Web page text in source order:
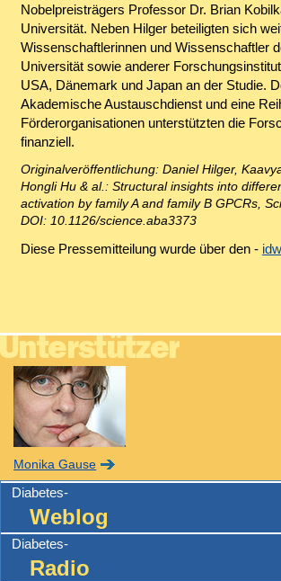
Nobelpreisträgers Professor Dr. Brian
Universität. Neben Hilger beteiligten sich
Wissenschaftlerinnen und Wissenschaftler
Universität sowie anderer
USA, Dänemark und Japan an der Studie.
Akademische Austauschdienst und eine
Förderorganisationen unterstützten die
finanziell.
Originalveröffentlichung: Daniel Hilger,
Hongli Hu & al.: Structural insights into
activation by family A and family B GPCRs,
DOI: 10.1126/science.aba3373
Diese Pressemitteilung wurde über den - idw
Monika Gause
Diabetes-
Weblog
Diabetes-
Radio